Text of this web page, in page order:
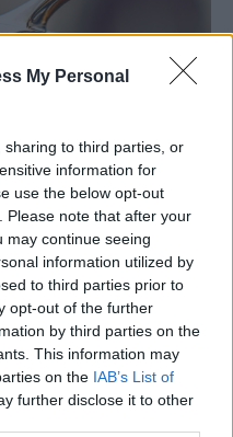
My Personal
to third parties, or
information for
use the below opt-out
Please note that after your
may continue seeing
information utilized by
to third parties prior to
opt-out of the further
by third parties on the
This information may
on the IAB’s List of
further disclose it to other
συνώνυμο του
της μάρκας για την
να είναι σε θέση να
πελάτες πολυτελείας
μάρκες, που είναι
μοντέλου
εγγυάται ακριβώς αυτό,
της Bentley Motors.
της νέας